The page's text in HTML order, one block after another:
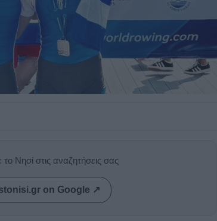
Νησί στις αναζητήσεις σας
on Google ↗